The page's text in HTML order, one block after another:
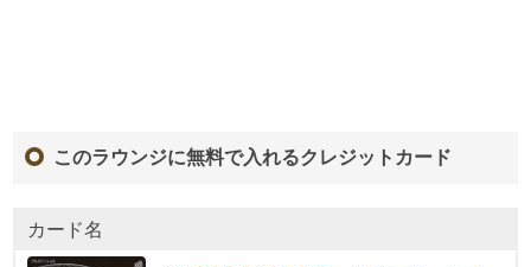
このラウンジに無料で入れるクレジットカード
カード名